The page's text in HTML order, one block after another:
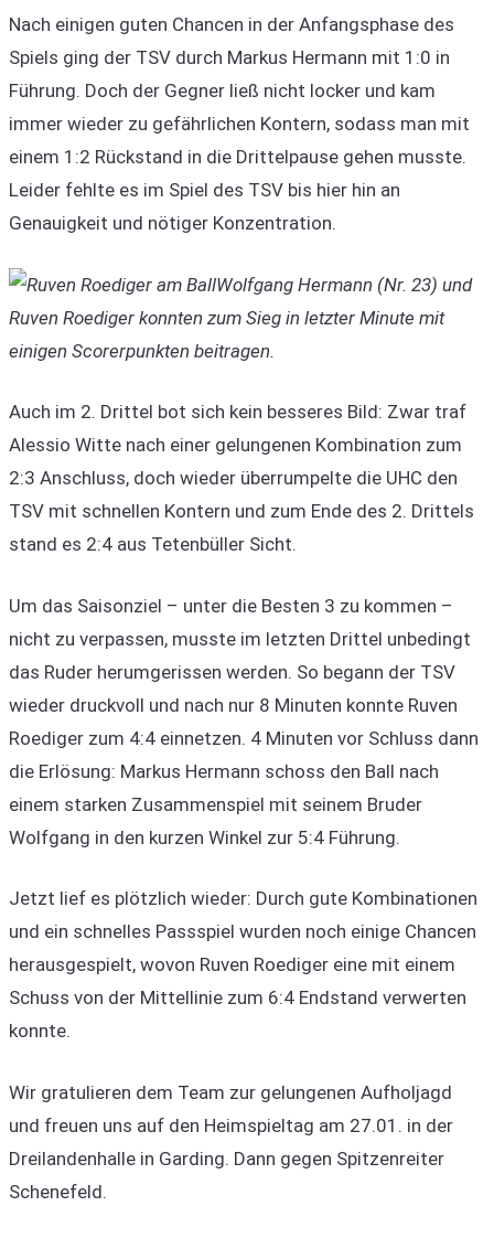
Nach einigen guten Chancen in der Anfangsphase des
Spiels ging der TSV durch Markus Hermann mit 1:0 in
Führung. Doch der Gegner ließ nicht locker und kam
immer wieder zu gefährlichen Kontern, sodass man mit
einem 1:2 Rückstand in die Drittelpause gehen musste.
Leider fehlte es im Spiel des TSV bis hier hin an
Genauigkeit und nötiger Konzentration.
Wolfgang Hermann (Nr. 23) und
Ruven Roediger konnten zum Sieg in letzter Minute mit
einigen Scorerpunkten beitragen.
Auch im 2. Drittel bot sich kein besseres Bild: Zwar traf
Alessio Witte nach einer gelungenen Kombination zum
2:3 Anschluss, doch wieder überrumpelte die UHC den
TSV mit schnellen Kontern und zum Ende des 2. Drittels
stand es 2:4 aus Tetenbüller Sicht.
Um das Saisonziel – unter die Besten 3 zu kommen –
nicht zu verpassen, musste im letzten Drittel unbedingt
das Ruder herumgerissen werden. So begann der TSV
wieder druckvoll und nach nur 8 Minuten konnte Ruven
Roediger zum 4:4 einnetzen. 4 Minuten vor Schluss dann
die Erlösung: Markus Hermann schoss den Ball nach
einem starken Zusammenspiel mit seinem Bruder
Wolfgang in den kurzen Winkel zur 5:4 Führung.
Jetzt lief es plötzlich wieder: Durch gute Kombinationen
und ein schnelles Passspiel wurden noch einige Chancen
herausgespielt, wovon Ruven Roediger eine mit einem
Schuss von der Mittellinie zum 6:4 Endstand verwerten
konnte.
Wir gratulieren dem Team zur gelungenen Aufholjagd
und freuen uns auf den Heimspieltag am 27.01. in der
Dreilandenhalle in Garding. Dann gegen Spitzenreiter
Schenefeld.